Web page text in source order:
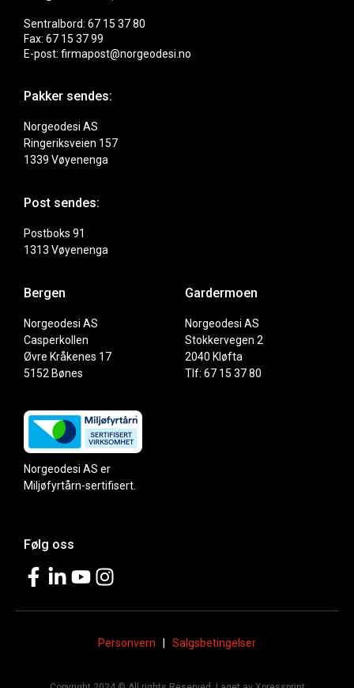
Sentralbord: 67 15 37 80
Fax: 67 15 37 99
E-post: firmapost@norgeodesi.no
Pakker sendes:
Norgeodesi AS
Ringeriksveien 157
1339 Vøyenenga
Post sendes:
Postboks 91
1313 Vøyenenga
Bergen
Norgeodesi AS
Casperkollen
Øvre Kråkenes 17
5152 Bønes
Gardermoen
Norgeodesi AS
Stokkervegen 2
2040 Kløfta
Tlf: 67 15 37 80
Norgeodesi AS er
Miljøfyrtårn-sertifisert.
Følg oss
Personvern Salgsbetingelser